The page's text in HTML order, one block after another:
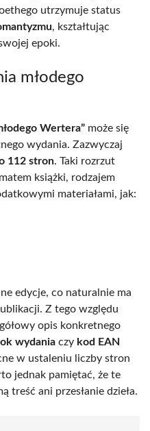
utrzymuje status
, kształtując
epoki.
młodego
Wertera” może się
wydania. Zazwyczaj
112 stron. Taki rozrzut
książki, rodzajem
materiałami, jak:
edycje, co naturalnie ma
Z tego względu
opis konkretnego
wydania czy kod EAN
w ustaleniu liczby stron
jednak pamiętać, że te
treść ani przesłanie dzieła.